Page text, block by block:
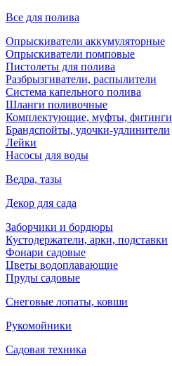
Все для полива
Опрыскиватели аккумуляторные
Опрыскиватели помповые
Пистолеты для полива
Разбрызгиватели, распылители
Система капельного полива
Шланги поливочные
Комплектующие, муфты, фитинги
Брандспойты, удочки-удлинители
Лейки
Насосы для воды
Ведра, тазы
Декор для сада
Заборчики и бордюры
Кустодержатели, арки, подставки
Фонари садовые
Цветы водоплавающие
Пруды садовые
Снеговые лопаты, ковши
Рукомойники
Садовая техника